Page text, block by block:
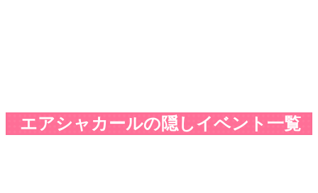
エアシャカールの隠しイベント一覧